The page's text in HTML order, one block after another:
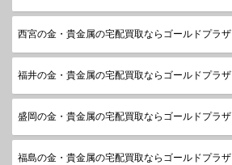
西宮の金・貴金属の宅配買取ならゴールドプラザ
福井の金・貴金属の宅配買取ならゴールドプラザ
盛岡の金・貴金属の宅配買取ならゴールドプラザ
福島の金・貴金属の宅配買取ならゴールドプラザ